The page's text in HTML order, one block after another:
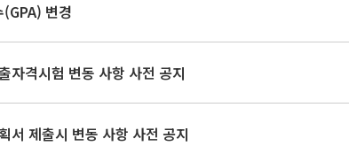
변경
자격시험 변동 사항 사전 공지
서 제출시 변동 사항 사전 공지